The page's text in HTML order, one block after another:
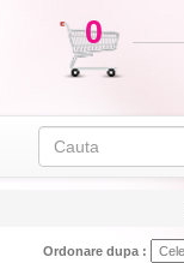
0
Ordonare dupa :